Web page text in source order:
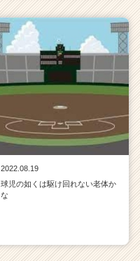
2022.08.19
球児の如くは駆け回れない老体か
な